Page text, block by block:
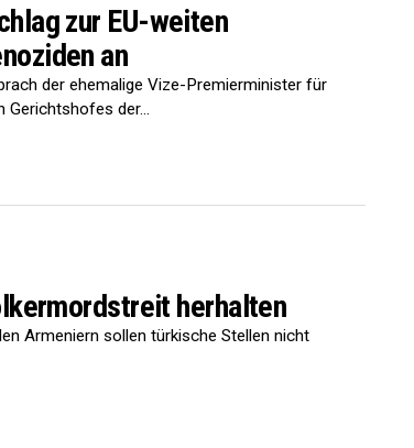
zur EU-weiten
an
der ehemalige Vize-Premierminister für
Gerichtshofes der...
herhalten
Armeniern sollen türkische Stellen nicht